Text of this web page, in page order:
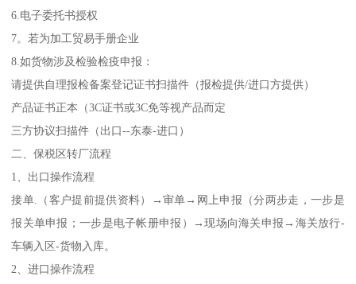
6.电子委托书授权
7。若为加工贸易手册企业
8.如货物涉及检验检疫申报：
请提供自理报检备案登记证书扫描件（报检提供/进口方提供）
产品证书正本（3C证书或3C免等视产品而定
三方协议扫描件（出口--东泰-进口）
二、保税区转厂流程
1、出口操作流程
接单.（客户提前提供资料）→审单→网上申报（分两步走，一步是
报关单申报；一步是电子帐册申报）→现场向海关申报→海关放行-
车辆入区-货物入库。
2、进口操作流程